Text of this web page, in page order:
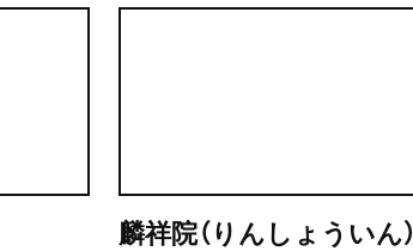
麟祥院（りんしょういん）